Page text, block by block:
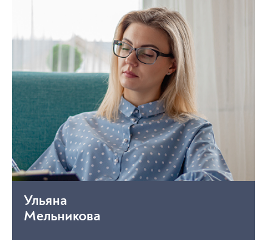
Ульяна
Мельникова